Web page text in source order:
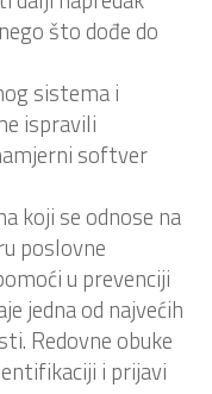
što dođe do
sistema i
ispravili
softver
koji se odnose na
poslovne
u prevenciji
jedna od najvećih
Redovne obuke
i prijavi